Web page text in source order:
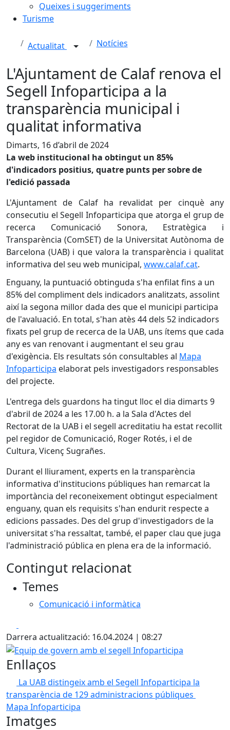
Queixes i suggeriments
Turisme
Actualitat Notícies
L'Ajuntament de Calaf renova el
Segell Infoparticipa a la
transparència municipal i
qualitat informativa
Dimarts, 16 d’abril de 2024
La web institucional ha obtingut un 85%
d'indicadors positius, quatre punts per sobre de
l'edició passada
L'Ajuntament de Calaf ha revalidat per cinquè any
consecutiu el Segell Infoparticipa que atorga el grup de
recerca Comunicació Sonora, Estratègica i
Transparència (ComSET) de la Universitat Autònoma de
Barcelona (UAB) i que valora la transparència i qualitat
informativa del seu web municipal, www.calaf.cat.
Enguany, la puntuació obtinguda s'ha enfilat fins a un
85% del compliment dels indicadors analitzats, assolint
així la segona millor dada des que el municipi participa
de l'avaluació. En total, s'han atès 44 dels 52 indicadors
fixats pel grup de recerca de la UAB, uns ítems que cada
any es van renovant i augmentant el seu grau
d'exigència. Els resultats són consultables al Mapa
Infoparticipa elaborat pels investigadors responsables
del projecte.
L'entrega dels guardons ha tingut lloc el dia dimarts 9
d'abril de 2024 a les 17.00 h. a la Sala d'Actes del
Rectorat de la UAB i el segell acreditatiu ha estat recollit
pel regidor de Comunicació, Roger Rotés, i el de
Cultura, Vicenç Sugrañes.
Durant el lliurament, experts en la transparència
informativa d'institucions públiques han remarcat la
importància del reconeixement obtingut especialment
enguany, quan els requisits s'han endurit respecte a
edicions passades. Des del grup d'investigadors de la
universitat s'ha ressaltat, també, el paper clau que juga
l'administració pública en plena era de la informació.
Contingut relacionat
Temes
Comunicació i informàtica
Darrera actualització: 16.04.2024 | 08:27
Equip de govern amb el segell Infoparticipa
Enllaços
La UAB distingeix amb el Segell Infoparticipa la
transparència de 129 administracions públiques
Mapa Infoparticipa
Imatges